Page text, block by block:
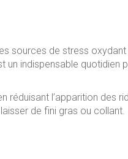
sources de stress
un indispensable
réduisant l’apparition des
de fini gras ou collant.